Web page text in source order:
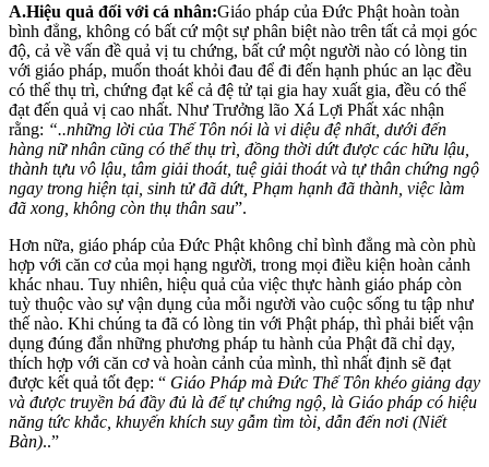
A.Hiệu quả đối với cá nhân:Giáo pháp của Đức Phật hoàn toàn
bình đẳng, không có bất cứ một sự phân biệt nào trên tất cả mọi góc
độ, cả về vấn đề quả vị tu chứng, bất cứ một người nào có lòng tin
với giáo pháp, muốn thoát khỏi đau để đi đến hạnh phúc an lạc đều
có thể thụ trì, chứng đạt kể cả đệ tử tại gia hay xuất gia, đều có thể
đạt đến quả vị cao nhất. Như Trưởng lão Xá Lợi Phất xác nhận
rằng: “..những lời của Thế Tôn nói là vi diệu đệ nhất, dưới đến
hàng nữ nhân cũng có thể thụ trì, đồng thời dứt được các hữu lậu,
thành tựu vô lậu, tâm giải thoát, tuệ giải thoát và tự thân chứng ngộ
ngay trong hiện tại, sinh tử đã dứt, Phạm hạnh đã thành, việc làm
đã xong, không còn thụ thân sau”.
Hơn nữa, giáo pháp của Đức Phật không chỉ bình đẳng mà còn phù
hợp với căn cơ của mọi hạng người, trong mọi điều kiện hoàn cảnh
khác nhau. Tuy nhiên, hiệu quả của việc thực hành giáo pháp còn
tuỳ thuộc vào sự vận dụng của mỗi người vào cuộc sống tu tập như
thế nào. Khi chúng ta đã có lòng tin với Phật pháp, thì phải biết vận
dụng đúng đắn những phương pháp tu hành của Phật đã chỉ dạy,
thích hợp với căn cơ và hoàn cảnh của mình, thì nhất định sẽ đạt
được kết quả tốt đẹp: “ Giáo Pháp mà Đức Thế Tôn khéo giảng dạy
và được truyền bá đầy đủ là để tự chứng ngộ, là Giáo pháp có hiệu
năng tức khắc, khuyến khích suy gẫm tìm tòi, dẫn đến nơi (Niết
Bàn)..”